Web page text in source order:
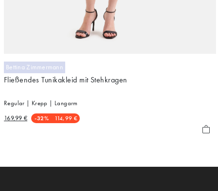
Bettina Zimmermann
Fließendes Tunikakleid mit Stehkragen
Regular | Krepp | Langarm
-32% 114,99 €
169,99 €